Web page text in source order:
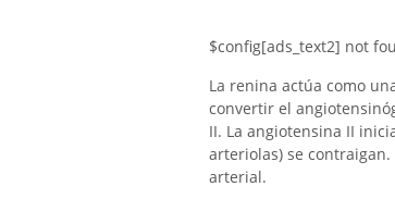
$config[ads_text2] not
La renina actúa como
convertir el
II. La angiotensina II
arteriolas) se
arterial.